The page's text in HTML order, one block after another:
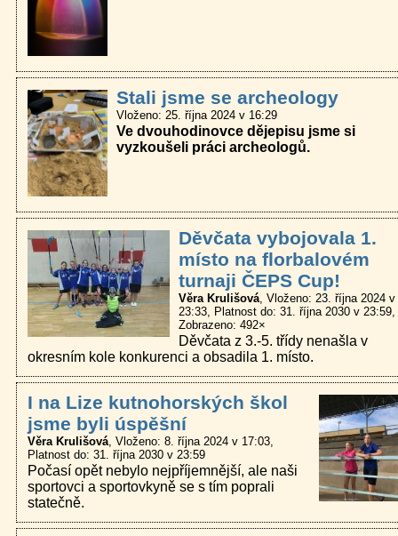
Stali jsme se archeology
Vloženo: 25. října 2024 v 16:29
Ve dvouhodinovce dějepisu jsme si
vyzkoušeli práci archeologů.
Děvčata vybojovala 1.
místo na florbalovém
turnaji ČEPS Cup!
Věra Krulišová Vloženo: 23. října 2024 v
23:33
Platnost do: 31. října 2030 v 23:59
Zobrazeno: 492×
Děvčata z 3.-5. třídy nenašla v
okresním kole konkurenci a obsadila 1. místo.
I na Lize kutnohorských škol
jsme byli úspěšní
Věra Krulišová Vloženo: 8. října 2024 v 17:03
Platnost do: 31. října 2030 v 23:59
Počasí opět nebylo nejpříjemnější, ale naši
sportovci a sportovkyně se s tím poprali
statečně.